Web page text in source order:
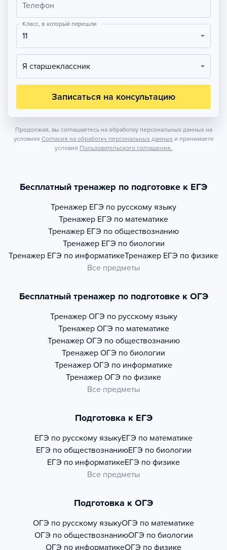
Телефон
Класс, в который перешли
11
Я старшеклассник
Записаться на консультацию
Продолжая, вы соглашаетесь на обработку персональных данных на
условиях Согласия на обработку персональных данных и принимаете
условия Пользовательского соглашения.
Бесплатный тренажер по подготовке к ЕГЭ
Тренажер ЕГЭ по русскому языку
Тренажер ЕГЭ по математике
Тренажер ЕГЭ по обществознанию
Тренажер ЕГЭ по биологии
Тренажер ЕГЭ по информатикеТренажер ЕГЭ по физике
Все предметы
Бесплатный тренажер по подготовке к ОГЭ
Тренажер ОГЭ по русскому языку
Тренажер ОГЭ по математике
Тренажер ОГЭ по обществознанию
Тренажер ОГЭ по биологии
Тренажер ОГЭ по информатике
Тренажер ОГЭ по физике
Все предметы
Подготовка к ЕГЭ
ЕГЭ по русскому языкуЕГЭ по математике
ЕГЭ по обществознаниюЕГЭ по биологии
ЕГЭ по информатикеЕГЭ по физике
Все предметы
Подготовка к ОГЭ
ОГЭ по русскому языкуОГЭ по математике
ОГЭ по обществознаниюОГЭ по биологии
ОГЭ по информатикеОГЭ по физике